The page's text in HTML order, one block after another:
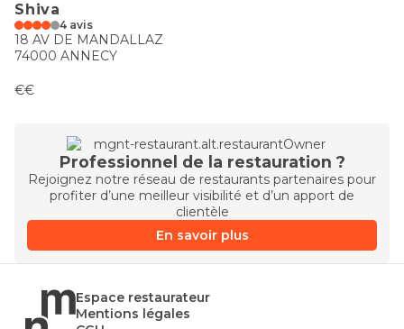
Shiva
4 avis
18 AV DE MANDALLAZ
74000 ANNECY
€€
Professionnel de la restauration ?
Rejoignez notre réseau de restaurants partenaires pour
profiter d’une meilleur visibilité et d’un apport de
clientèle
En savoir plus
Espace restaurateur
Mentions légales